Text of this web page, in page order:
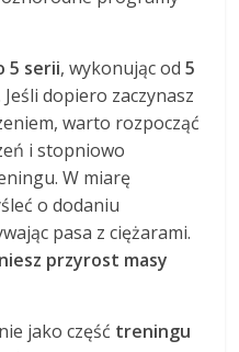
5 serii, wykonując od5
Jeśli dopiero zaczynasz
warto rozpocząć
i stopniowo
W miarę
o dodaniu
pasa z ciężarami.
przyrost masy
jako część treningu